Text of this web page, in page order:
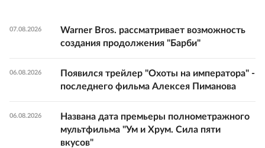
07.08.2026
Warner Bros. рассматривает возможность
создания продолжения "Барби"
06.08.2026
Появился трейлер "Охоты на императора" -
последнего фильма Алексея Пиманова
06.08.2026
Названа дата премьеры полнометражного
мультфильма "Ум и Хрум. Сила пяти
вкусов"